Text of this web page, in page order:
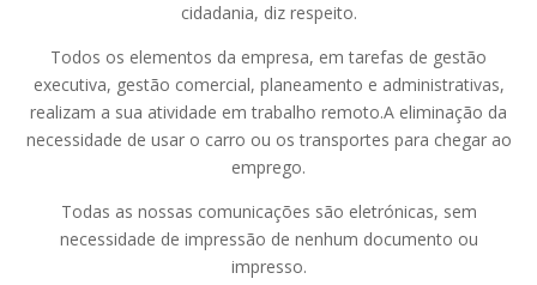
cidadania, diz respeito.
Todos os elementos da empresa, em tarefas de gestão
executiva, gestão comercial, planeamento e administrativas,
realizam a sua atividade em trabalho remoto.A eliminação da
necessidade de usar o carro ou os transportes para chegar ao
emprego.
Todas as nossas comunicações são eletrónicas, sem
necessidade de impressão de nenhum documento ou
impresso.